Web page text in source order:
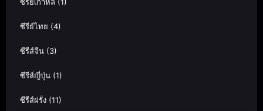
ซีรีย์ไทย (4)
ซีรีส์จีน (3)
ซีรีส์ญี่ปุ่น (1)
ซีรีส์ฝรั่ง (11)